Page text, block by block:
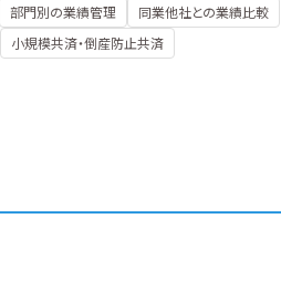
部門別の業績管理
同業他社との業績比較
小規模共済・倒産防止共済